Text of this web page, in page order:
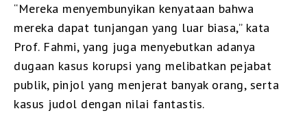
“Mereka menyembunyikan kenyataan bahwa
mereka dapat tunjangan yang luar biasa,” kata
Prof. Fahmi, yang juga menyebutkan adanya
dugaan kasus korupsi yang melibatkan pejabat
publik, pinjol yang menjerat banyak orang, serta
kasus judol dengan nilai fantastis.